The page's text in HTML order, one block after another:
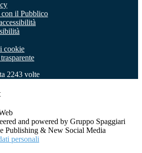
il Pubblico
cookie
2243 volte
and powered by Gruppo Spaggiari
Publishing & New Social Media
personali